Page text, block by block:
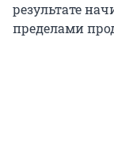
результате
пределами